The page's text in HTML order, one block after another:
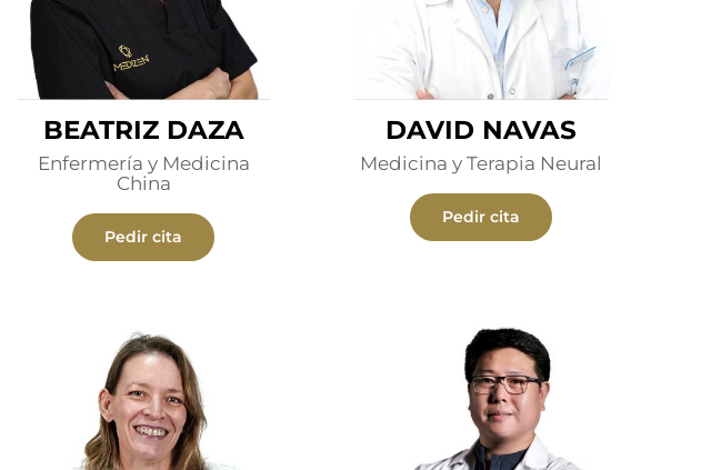
BEATRIZ DAZA
Enfermería y Medicina
China
Pedir cita
DAVID NAVAS
Medicina y Terapia Neural
Pedir cita